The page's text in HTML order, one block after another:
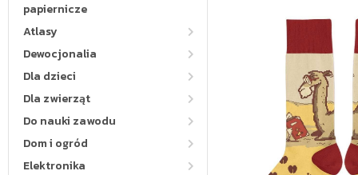
papiernicze
Atlasy
Dewocjonalia
Dla dzieci
Dla zwierząt
Do nauki zawodu
Dom i ogród
Elektronika